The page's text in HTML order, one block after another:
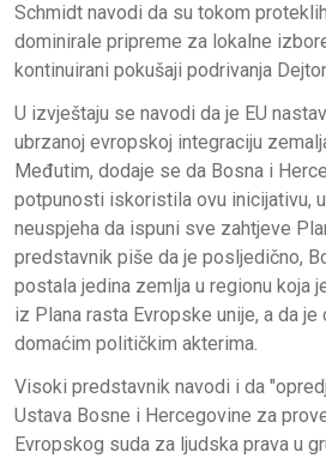
Schmidt navodi da su tokom
dominirale pripreme za lokalne
kontinuirani pokušaji podrivanja
U izvještaju se navodi da je EU
ubrzanoj evropskoj integraciju
Međutim, dodaje se da Bosna i
potpunosti iskoristila ovu inicijativu,
neuspjeha da ispuni sve zahtjeve
predstavnik piše da je posljedično,
postala jedina zemlja u regionu koja
iz Plana rasta Evropske unije, a da
domaćim političkim akterima.
Visoki predstavnik navodi i da
Ustava Bosne i Hercegovine za
Evropskog suda za ljudska prava u